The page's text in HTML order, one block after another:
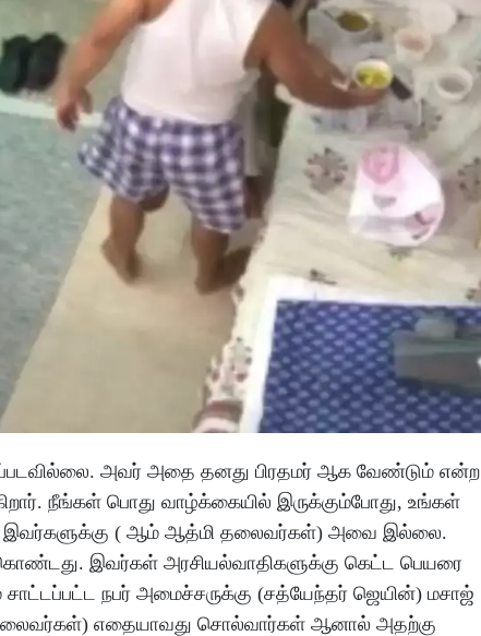
அவர் அதை தனது பிரதமர் ஆக வேண்டும் என்ற
நீங்கள் பொது வாழ்க்கையில் இருக்கும்போது, உங்கள்
இவர்களுக்கு ( ஆம் ஆத்மி தலைவர்கள்) அவை இல்லை.
இவர்கள் அரசியல்வாதிகளுக்கு கெட்ட பெயரை
சாட்டப்பட்ட நபர் அமைச்சருக்கு (சத்யேந்தர் ஜெயின்) மசாஜ்
எதையாவது சொல்வார்கள் ஆனால் அதற்கு